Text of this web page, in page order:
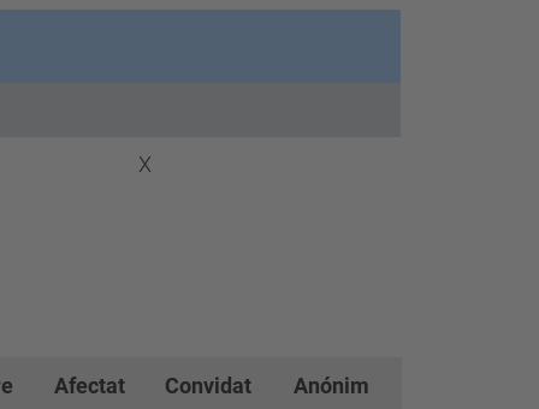
X
Afectat Convidat Anónim